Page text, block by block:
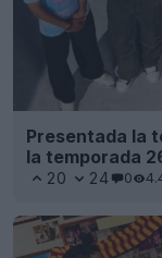
Presentada la
la temporada
20 24 0